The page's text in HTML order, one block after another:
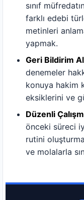
sınıf
farklı edebi
metinleri
yapmak.
Geri Bildirim
denemeler
konuya hakim
eksiklerini ve
Düzenli
önceki süreci
rutini
ve molalarla